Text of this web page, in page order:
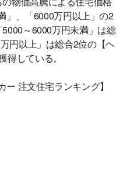
」、「6000万円以上」の2
～6000万円未満」は総
円以上」は総合2位の【ヘ
している。
ー 注文住宅ランキング】